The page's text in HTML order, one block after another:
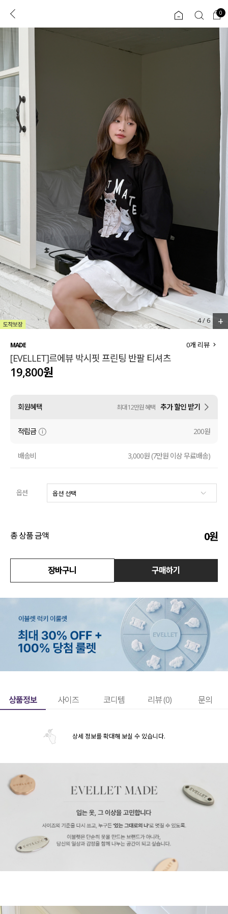
로그인 0
콘텐츠 입
CATEGORY
도착보장⚡
인플루언서 pick!
세트할인 ~30%
하객룩
살안타템
110사이즈
티셔츠
셔츠
원피스
니트
ALL
익스클루시브
아우터
티셔츠
니트
원피스
팬츠
스커트
언더웨어
0
5/6 +
MADE
[EVELLET]르에뷰 박시핏 프린팅 반팔 티셔츠
0개 리뷰
19,800원
회원혜택 최대 12만원 혜택 추가 할인 받기
적립금 200원
배송비 3,000원 (7만원 이상 무료배송)
옵션
총 상품 금액 0원
장바구니 구매하기
상품정보 사이즈 코디템 리뷰 (0) 문의
상세 정보를 확대해 보실 수 있습니다.